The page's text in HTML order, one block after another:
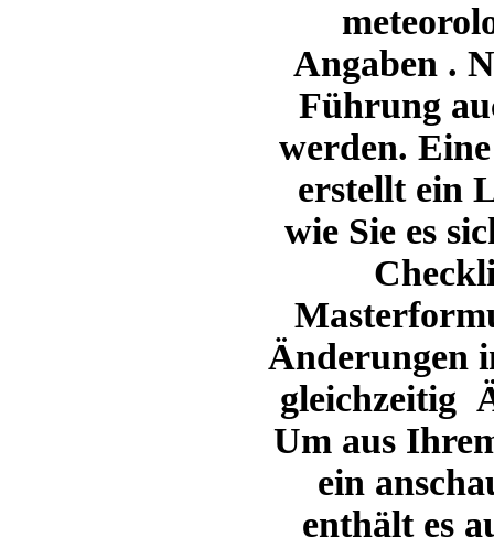
Angaben .
Führung
werden.
erstellt ein
wie Sie es
Änderungen
gleichzeitig
Um aus
ein
enthält es